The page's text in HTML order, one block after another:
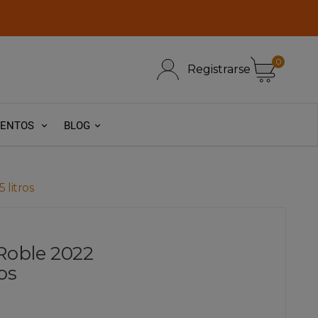
Registrarse
0
BLOG
litros
2022